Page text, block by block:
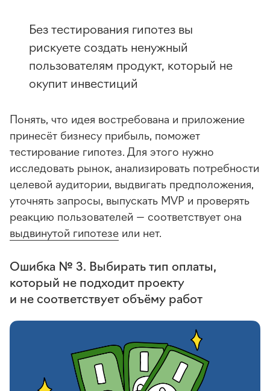
Без тестирования гипотез вы
рискуете создать ненужный
пользователям продукт, который не
окупит инвестиций
Понять, что идея востребована и приложение
принесёт бизнесу прибыль, поможет
тестирование гипотез. Для этого нужно
исследовать рынок, анализировать потребности
целевой аудитории, выдвигать предположения,
уточнять запросы, выпускать MVP и проверять
реакцию пользователей — соответствует она
выдвинутой гипотезе или нет.
Ошибка № 3. Выбирать тип оплаты,
который не подходит проекту
и не соответствует объёму работ